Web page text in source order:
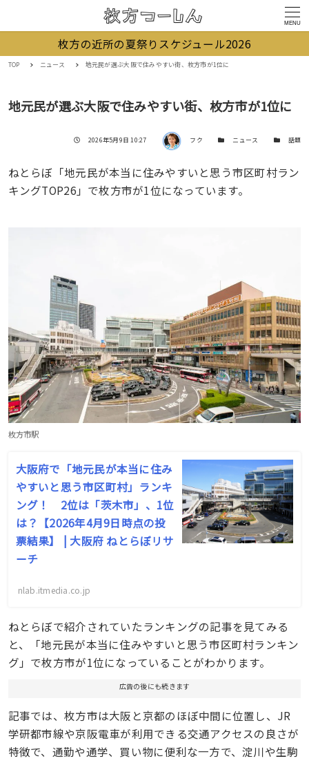
MENU
枚方の近所の夏祭りスケジュール2026
TOP ニュース 地元民が選ぶ大阪で住みやすい街、枚方市が1位に
地元民が選ぶ大阪で住みやすい街、枚方市が1位に
投稿日
2026年5月9日 10:27 著者 フク カテゴリー
ニュース カテゴリー
話題
ねとらぼ「地元民が本当に住みやすいと思う市区町村ラン
キングTOP26」で枚方市が1位になっています。
枚方市駅
大阪府で「地元民が本当に住み
やすいと思う市区町村」ランキ
ング！ 2位は「茨木市」、1位
は？【2026年4月9日時点の投
票結果】 | 大阪府 ねとらぼリサ
ーチ
nlab.itmedia.co.jp
ねとらぼで紹介されていたランキングの記事を見てみる
と、「地元民が本当に住みやすいと思う市区町村ランキン
グ」で枚方市が1位になっていることがわかります。
広告の後にも続きます
記事では、枚方市は大阪と京都のほぼ中間に位置し、JR
学研都市線や京阪電車が利用できる交通アクセスの良さが
特徴で、通勤や通学、買い物に便利な一方で、淀川や生駒